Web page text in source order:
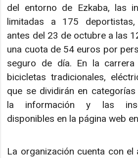
del entorno de Ezkaba, las
limitadas a 175
antes del 23 de octubre a las
una cuota de 54 euros por
seguro de día. En la carrera
bicicletas tradicionales,
que se dividirán en
la información y las
disponibles en la página web
La organización cuenta con el